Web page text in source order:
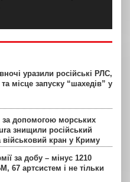
уразили російські РЛС,
місце запуску “шахедів” у
допомогою морських
знищили російський
військовий кран у Криму
за добу – мінус 1210
67 артсистем і не тільки